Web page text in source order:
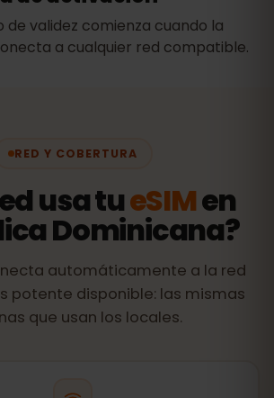
de validez comienza cuando la
a cualquier red compatible.
RED Y COBERTURA
usa tueSIMen
Dominicana?
automáticamente a la red
potente disponible: las mismas
que usan los locales.